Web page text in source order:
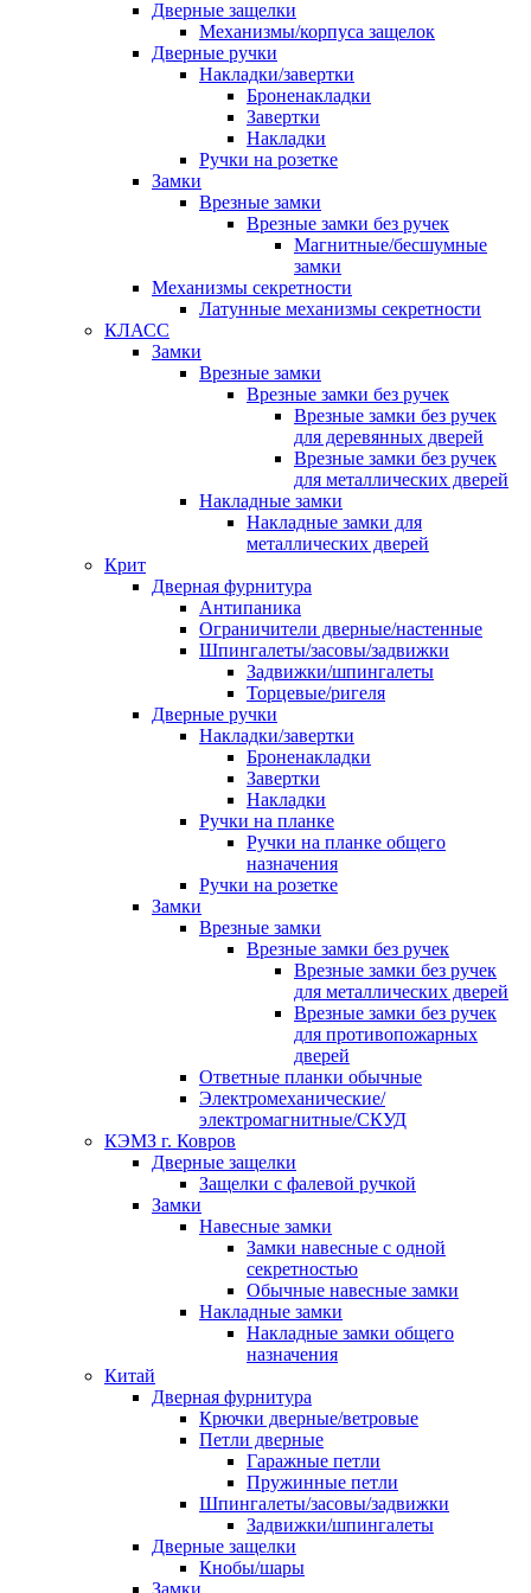
Дверные защелки
Механизмы/корпуса защелок
Дверные ручки
Накладки/завертки
Броненакладки
Завертки
Накладки
Ручки на розетке
Замки
Врезные замки
Врезные замки без ручек
Магнитные/бесшумные
замки
Механизмы секретности
Латунные механизмы секретности
КЛАСС
Замки
Врезные замки
Врезные замки без ручек
Врезные замки без ручек
для деревянных дверей
Врезные замки без ручек
для металлических дверей
Накладные замки
Накладные замки для
металлических дверей
Крит
Дверная фурнитура
Антипаника
Ограничители дверные/настенные
Шпингалеты/засовы/задвижки
Задвижки/шпингалеты
Торцевые/ригеля
Дверные ручки
Накладки/завертки
Броненакладки
Завертки
Накладки
Ручки на планке
Ручки на планке общего
назначения
Ручки на розетке
Замки
Врезные замки
Врезные замки без ручек
Врезные замки без ручек
для металлических дверей
Врезные замки без ручек
для противопожарных
дверей
Ответные планки обычные
Электромеханические/
электромагнитные/СКУД
КЭМЗ г. Ковров
Дверные защелки
Защелки с фалевой ручкой
Замки
Навесные замки
Замки навесные с одной
секретностью
Обычные навесные замки
Накладные замки
Накладные замки общего
назначения
Китай
Дверная фурнитура
Крючки дверные/ветровые
Петли дверные
Гаражные петли
Пружинные петли
Шпингалеты/засовы/задвижки
Задвижки/шпингалеты
Дверные защелки
Кнобы/шары